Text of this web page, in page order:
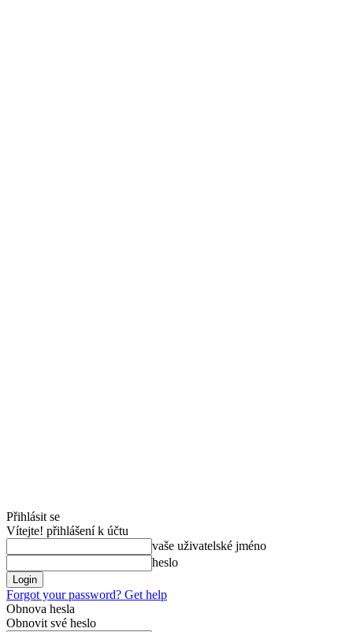
Přihlásit se
Vítejte! přihlášení k účtu
vaše uživatelské jméno
heslo
Forgot your password? Get help
Obnova hesla
Obnovit své heslo